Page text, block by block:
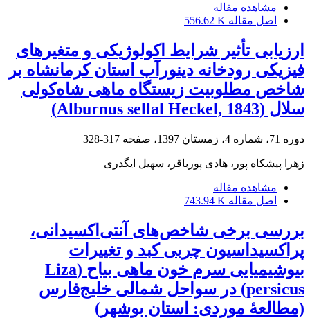
مشاهده مقاله
اصل مقاله 556.62 K
ارزیابی تأثیر شرایط اکولوژیکی و متغیرهای
فیزیکی رودخانه دینورآب استان کرمانشاه بر
شاخص مطلوبیت زیستگاه ماهی شاه‌کولی
سلال (Alburnus sellal Heckel, 1843)
دوره 71، شماره 4، زمستان 1397، صفحه 317-328
زهرا پیشکاه پور، هادی پورباقر، سهیل ایگدری
مشاهده مقاله
اصل مقاله 743.94 K
بررسی برخی شاخص‌های آنتی‌اکسیدانی،
پراکسیداسیون چربی کبد و تغییرات
بیوشیمیایی سرم خون ماهی بیاح (Liza
persicus) در سواحل شمالی خلیج‌فارس
(مطالعۀ موردی: استان بوشهر)